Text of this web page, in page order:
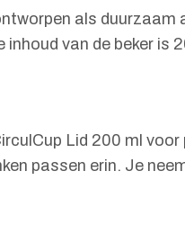
als
van de beker is
Lid 200 ml
passen erin. Je